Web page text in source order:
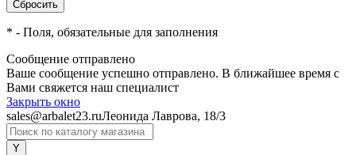
* - Поля, обязательные для заполнения
Сообщение отправлено
Ваше сообщение успешно отправлено. В ближайшее время с
Вами свяжется наш специалист
Закрыть окно
sales@arbalet23.ruЛеонида Лаврова, 18/3